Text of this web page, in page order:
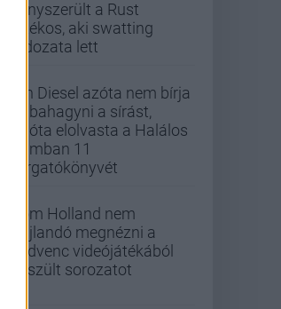
kényszerült a Rust
játékos, aki swatting
áldozata lett
Vin Diesel azóta nem bírja
abbahagyni a sírást,
mióta elolvasta a Halálos
iramban 11
forgatókönyvét
Tom Holland nem
hajlandó megnézni a
kedvenc videójátékából
készült sorozatot